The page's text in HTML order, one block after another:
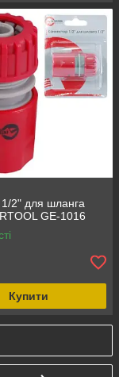
1/2" для шланга
GE-1016
Купити